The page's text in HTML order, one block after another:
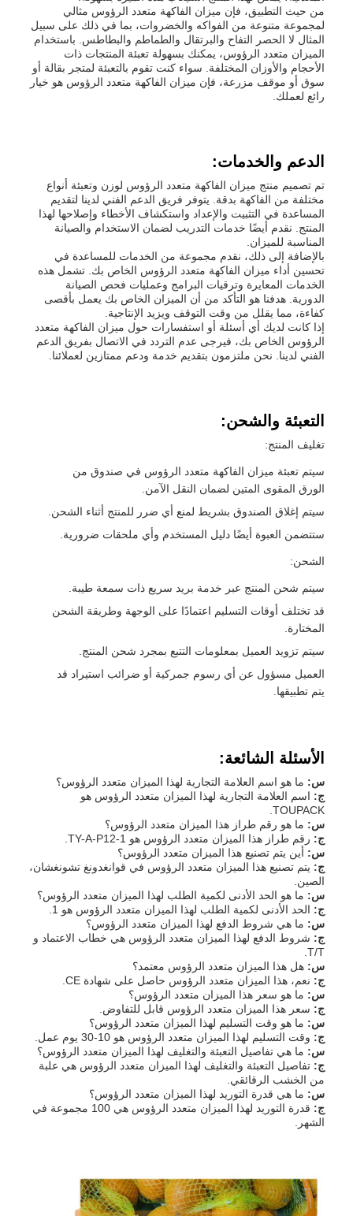
من حيث التطبيق، فإن ميزان الفاكهة متعدد الرؤوس مثالي
لمجموعة متنوعة من الفواكه والخضروات، بما في ذلك على سبيل
المثال لا الحصر التفاح والبرتقال والطماطم والبطاطس. باستخدام
الميزان متعدد الرؤوس، يمكنك بسهولة تعبئة المنتجات ذات
الأحجام والأوزان المختلفة. سواء كنت تقوم بالتعبئة لمتجر بقالة أو
سوق أو موقف مزرعة، فإن ميزان الفاكهة متعدد الرؤوس هو خيار
رائع لعملك.
الدعم والخدمات:
تم تصميم منتج ميزان الفاكهة متعدد الرؤوس لوزن وتعبئة أنواع
مختلفة من الفاكهة بدقة. يتوفر فريق الدعم الفني لدينا لتقديم
المساعدة في التثبيت والإعداد واستكشاف الأخطاء وإصلاحها لهذا
المنتج. نقدم أيضًا خدمات التدريب لضمان الاستخدام والصيانة
المناسبة للميزان.
بالإضافة إلى ذلك، نقدم مجموعة من الخدمات للمساعدة في
تحسين أداء ميزان الفاكهة متعدد الرؤوس الخاص بك. تشمل هذه
الخدمات المعايرة وترقيات البرامج وعمليات فحص الصيانة
الدورية. هدفنا هو التأكد من أن الميزان الخاص بك يعمل بأقصى
كفاءة، مما يقلل من وقت التوقف ويزيد الإنتاجية.
إذا كانت لديك أي أسئلة أو استفسارات حول ميزان الفاكهة متعدد
الرؤوس الخاص بك، فيرجى عدم التردد في الاتصال بفريق الدعم
الفني لدينا. نحن ملتزمون بتقديم خدمة ودعم ممتازين لعملائنا.
التعبئة والشحن:
تغليف المنتج:
سيتم تعبئة ميزان الفاكهة متعدد الرؤوس في صندوق من
الورق المقوى المتين لضمان النقل الآمن.
سيتم إغلاق الصندوق بشريط لمنع أي ضرر للمنتج أثناء الشحن.
ستتضمن العبوة أيضًا دليل المستخدم وأي ملحقات ضرورية.
الشحن:
سيتم شحن المنتج عبر خدمة بريد سريع ذات سمعة طيبة.
قد تختلف أوقات التسليم اعتمادًا على الوجهة وطريقة الشحن
المختارة.
سيتم تزويد العميل بمعلومات التتبع بمجرد شحن المنتج.
العميل مسؤول عن أي رسوم جمركية أو ضرائب استيراد قد
يتم تطبيقها.
الأسئلة الشائعة:
س: ما هو اسم العلامة التجارية لهذا الميزان متعدد الرؤوس؟
ج: اسم العلامة التجارية لهذا الميزان متعدد الرؤوس هو
TOUPACK.
س: ما هو رقم طراز هذا الميزان متعدد الرؤوس؟
ج: رقم طراز هذا الميزان متعدد الرؤوس هو TY-A-P12-1.
س: أين يتم تصنيع هذا الميزان متعدد الرؤوس؟
ج: يتم تصنيع هذا الميزان متعدد الرؤوس في قوانغدونغ تشونغشان،
الصين.
س: ما هو الحد الأدنى لكمية الطلب لهذا الميزان متعدد الرؤوس؟
ج: الحد الأدنى لكمية الطلب لهذا الميزان متعدد الرؤوس هو 1.
س: ما هي شروط الدفع لهذا الميزان متعدد الرؤوس؟
ج: شروط الدفع لهذا الميزان متعدد الرؤوس هي خطاب الاعتماد و
T/T.
س: هل هذا الميزان متعدد الرؤوس معتمد؟
ج: نعم، هذا الميزان متعدد الرؤوس حاصل على شهادة CE.
س: ما هو سعر هذا الميزان متعدد الرؤوس؟
ج: سعر هذا الميزان متعدد الرؤوس قابل للتفاوض.
س: ما هو وقت التسليم لهذا الميزان متعدد الرؤوس؟
ج: وقت التسليم لهذا الميزان متعدد الرؤوس هو 10-30 يوم عمل.
س: ما هي تفاصيل التعبئة والتغليف لهذا الميزان متعدد الرؤوس؟
ج: تفاصيل التعبئة والتغليف لهذا الميزان متعدد الرؤوس هي علبة
من الخشب الرقائقي.
س: ما هي قدرة التوريد لهذا الميزان متعدد الرؤوس؟
ج:
قدرة التوريد لهذا الميزان متعدد الرؤوس هي 100 مجموعة في
الشهر.